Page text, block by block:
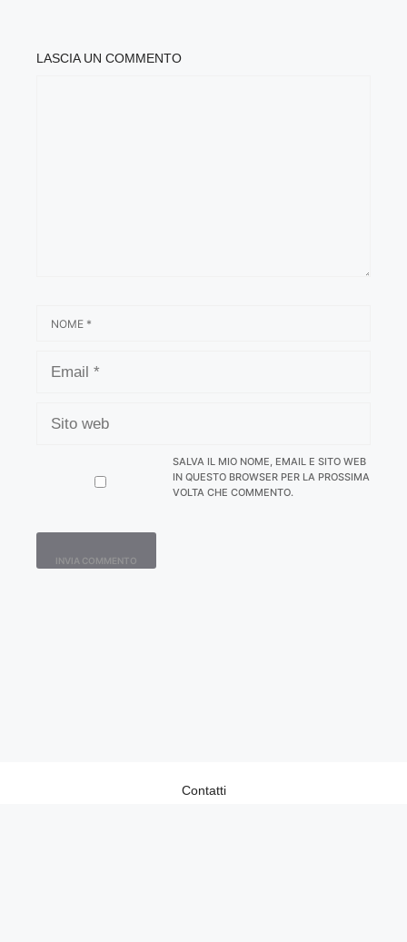
LASCIA UN COMMENTO
WEB
SALVA IL MIO NOME, EMAIL E SITO WEB
IN QUESTO BROWSER PER LA PROSSIMA
VOLTA CHE COMMENTO.
Contatti